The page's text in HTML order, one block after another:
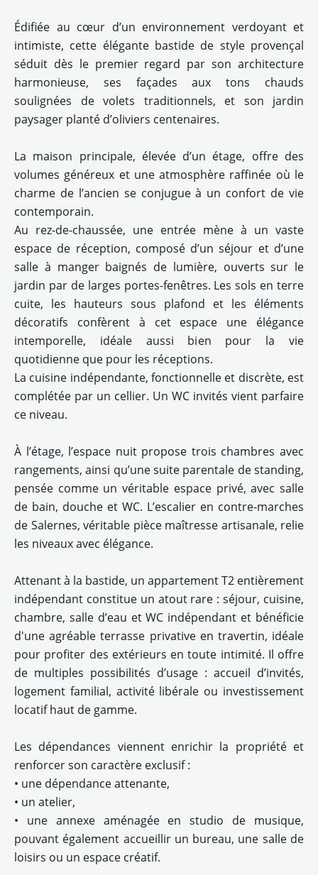
Édifiée au cœur d’un environnement verdoyant et
intimiste, cette élégante bastide de style provençal
séduit dès le premier regard par son architecture
harmonieuse, ses façades aux tons chauds
soulignées de volets traditionnels, et son jardin
paysager planté d’oliviers centenaires.
La maison principale, élevée d’un étage, offre des
volumes généreux et une atmosphère raffinée où le
charme de l’ancien se conjugue à un confort de vie
contemporain.
Au rez-de-chaussée, une entrée mène à un vaste
espace de réception, composé d’un séjour et d’une
salle à manger baignés de lumière, ouverts sur le
jardin par de larges portes-fenêtres. Les sols en terre
cuite, les hauteurs sous plafond et les éléments
décoratifs confèrent à cet espace une élégance
intemporelle, idéale aussi bien pour la vie
quotidienne que pour les réceptions.
La cuisine indépendante, fonctionnelle et discrète, est
complétée par un cellier. Un WC invités vient parfaire
ce niveau.
À l’étage, l’espace nuit propose trois chambres avec
rangements, ainsi qu’une suite parentale de standing,
pensée comme un véritable espace privé, avec salle
de bain, douche et WC. L’escalier en contre-marches
de Salernes, véritable pièce maîtresse artisanale, relie
les niveaux avec élégance.
Attenant à la bastide, un appartement T2 entièrement
indépendant constitue un atout rare : séjour, cuisine,
chambre, salle d’eau et WC indépendant et bénéficie
d'une agréable terrasse privative en travertin, idéale
pour profiter des extérieurs en toute intimité. Il offre
de multiples possibilités d’usage : accueil d’invités,
logement familial, activité libérale ou investissement
locatif haut de gamme.
Les dépendances viennent enrichir la propriété et
renforcer son caractère exclusif :
• une dépendance attenante,
• un atelier,
• une annexe aménagée en studio de musique,
pouvant également accueillir un bureau, une salle de
loisirs ou un espace créatif.